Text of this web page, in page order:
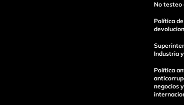
Enviar Comentario
No testeo
Política
Industria
Política
negocios